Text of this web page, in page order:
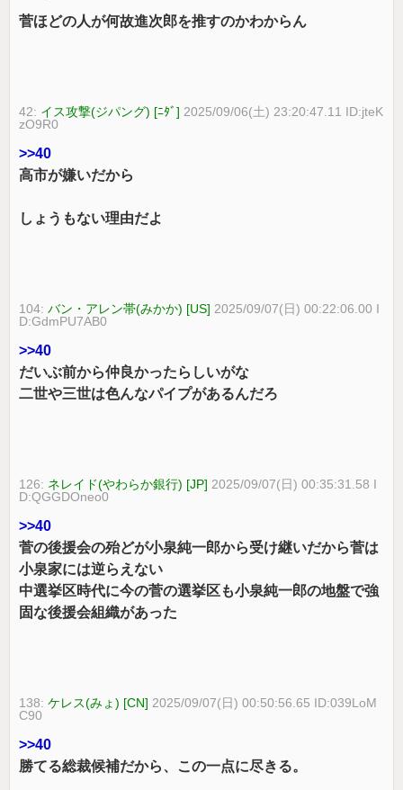
菅ほどの人が何故進次郎を推すのかわからん
42: イス攻撃(ジパング) [ﾆﾀﾞ] 2025/09/06(土) 23:20:47.11 ID:jteK
zO9R0
>>40
高市が嫌いだから
しょうもない理由だよ
104:バン・アレン帯(みかか) [US] 2025/09/07(日) 00:22:06.00 I
D:GdmPU7AB0
>>40
だいぶ前から仲良かったらしいがな
二世や三世は色んなパイプがあるんだろ
126: ネレイド(やわらか銀行) [JP] 2025/09/07(日) 00:35:31.58 I
D:QGGDOneo0
>>40
菅の後援会の殆どが小泉純一郎から受け継いだから菅は
小泉家には逆らえない
中選挙区時代に今の菅の選挙区も小泉純一郎の地盤で強
固な後援会組織があった
138:ケレス(みょ) [CN] 2025/09/07(日) 00:50:56.65 ID:039LoM
C90
>>40
勝てる総裁候補だから、この一点に尽きる。